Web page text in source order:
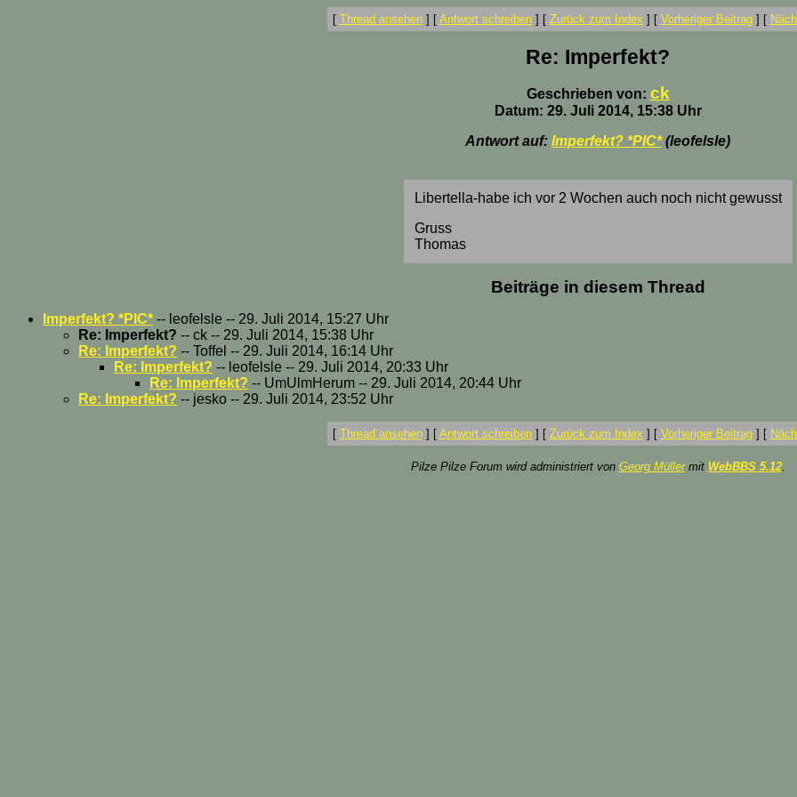
[ Thread ansehen] [ Antwort schreiben] [ Zurück zum Index ] [ Vorheriger Beitrag] [
Re: Imperfekt?
Geschrieben von: ck
Datum: 29. Juli 2014, 15:38 Uhr
Antwort auf: Imperfekt? *PIC*(leofelsle)
Libertella-habe ich vor 2 Wochen auch noch nicht gewusst
Gruss
Thomas
Beiträge in diesem Thread
Imperfekt? *PIC* -- leofelsle -- 29. Juli 2014, 15:27 Uhr
Re: Imperfekt? -- ck -- 29. Juli 2014, 15:38 Uhr
Re: Imperfekt? -- Toffel -- 29. Juli 2014, 16:14 Uhr
Re: Imperfekt? -- leofelsle -- 29. Juli 2014, 20:33 Uhr
Re: Imperfekt? -- UmUlmHerum -- 29. Juli 2014, 20:44 Uhr
Re: Imperfekt? -- jesko -- 29. Juli 2014, 23:52 Uhr
[ Thread ansehen] [ Antwort schreiben] [ Zurück zum Index ] [ Vorheriger Beitrag] [
Pilze Pilze Forum wird administriert von Georg Müllermit WebBBS 5.12.